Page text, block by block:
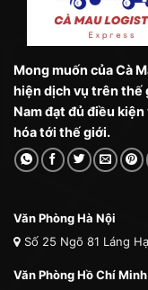
Mong muốn của Cà
hiện dịch vụ trên thế
Nam đạt đủ điều
hóa tới thế giới.
Văn Phòng Hà Nội
Số 25 Ngõ 81 Láng
Văn Phòng Hồ Chí Minh